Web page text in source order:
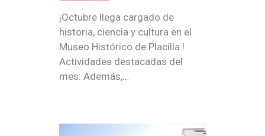
¡Octubre llega cargado de
historia, ciencia y cultura en el
Museo Histórico de Placilla !
Actividades destacadas del
mes: Además,…